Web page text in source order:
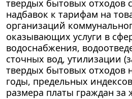
твердых бытовых отходов
надбавок к тарифам на
организаций
оказывающих услуги в
водоснабжения,
сточных вод, утилизации
твердых бытовых отходов
годы, предельных
размера платы граждан за